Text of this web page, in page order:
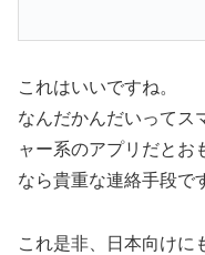
これはいいですね。
なんだかんだいってス
ャー系のアプリだとお
なら貴重な連絡手段で
これ是非、日本向けに